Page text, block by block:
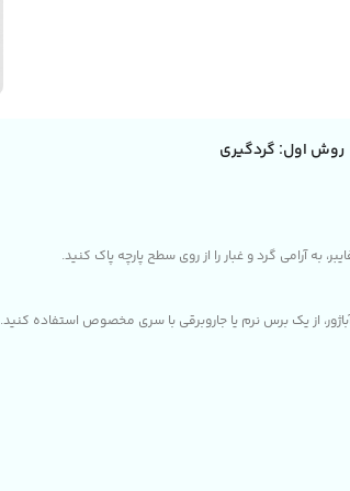
روش اول: گردگیری
به آرامی گرد و غبار را از روی سطح پارچه پاک کنید.
از یک برس نرم یا جاروبرقی با سری مخصوص استفاده کنید.